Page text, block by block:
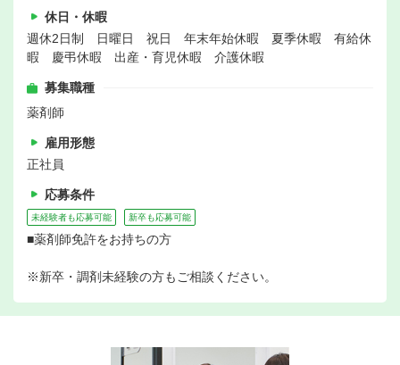
休日・休暇
週休2日制 日曜日 祝日 年末年始休暇 夏季休暇 有給休
暇 慶弔休暇 出産・育児休暇 介護休暇
募集職種
薬剤師
雇用形態
正社員
応募条件
未経験者も応募可能 新卒も応募可能
■薬剤師免許をお持ちの方
※新卒・調剤未経験の方もご相談ください。